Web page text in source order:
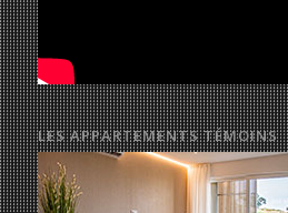
LES APPARTEMENTS TÉMOINS